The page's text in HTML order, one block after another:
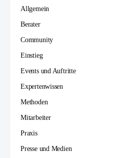
Allgemein
Berater
Community
Einstieg
Events und Auftritte
Expertenwissen
Methoden
Mitarbeiter
Praxis
Presse und Medien